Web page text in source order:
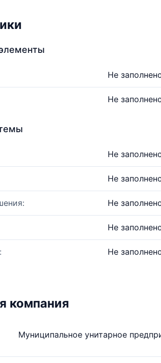
Не
Не
Не
Не
Не
Не
Не
компания
Муниципальное унитарное